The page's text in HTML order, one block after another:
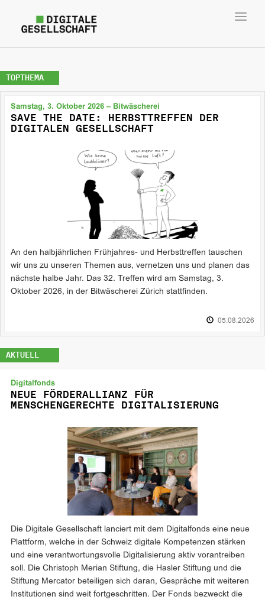
TOPTHEMA
Samstag, 3. Oktober 2026 – Bitwäscherei
SAVE THE DATE: HERBSTTREFFEN DER
DIGITALEN GESELLSCHAFT
An den halbjährlichen Frühjahres- und Herbsttreffen tauschen
wir uns zu unseren Themen aus, vernetzen uns und planen das
nächste halbe Jahr. Das 32. Treffen wird am Samstag, 3.
Oktober 2026, in der Bitwäscherei Zürich stattfinden.
05.08.2026
AKTUELL
Digitalfonds
NEUE FÖRDERALLIANZ FÜR
MENSCHENGERECHTE DIGITALISIERUNG
Die Digitale Gesellschaft lanciert mit dem Digitalfonds eine neue
Plattform, welche in der Schweiz digitale Kompetenzen stärken
und eine verantwortungsvolle Digitalisierung aktiv vorantreiben
soll. Die Christoph Merian Stiftung, die Hasler Stiftung und die
Stiftung Mercator beteiligen sich daran, Gespräche mit weiteren
Institutionen sind weit fortgeschritten. Der Fonds bezweckt die